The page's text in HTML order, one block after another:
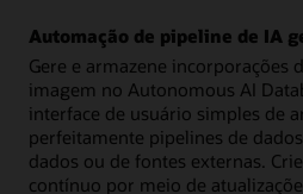
Automação de pipeline de IA
Gere e armazene incorporações
imagem no Autonomous AI
interface de usuário simples de
perfeitamente pipelines de
dados ou de fontes externas.
contínuo por meio de